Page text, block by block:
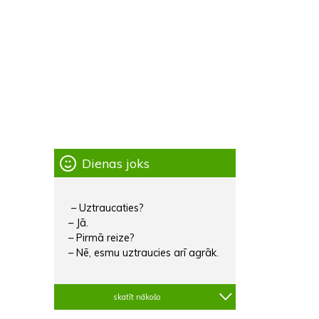
Dienas joks
– Uztraucaties?
– Jā.
– Pirmā reize?
– Nē, esmu uztraucies arī agrāk.
skatīt nākošo